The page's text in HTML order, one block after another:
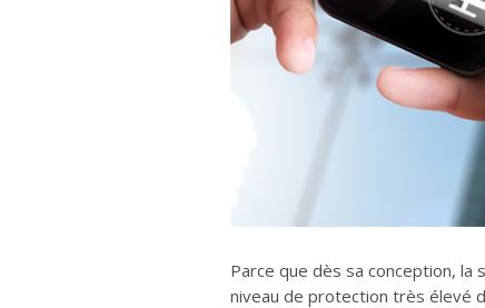
Parce que dès sa conception,
niveau de protection très élevé